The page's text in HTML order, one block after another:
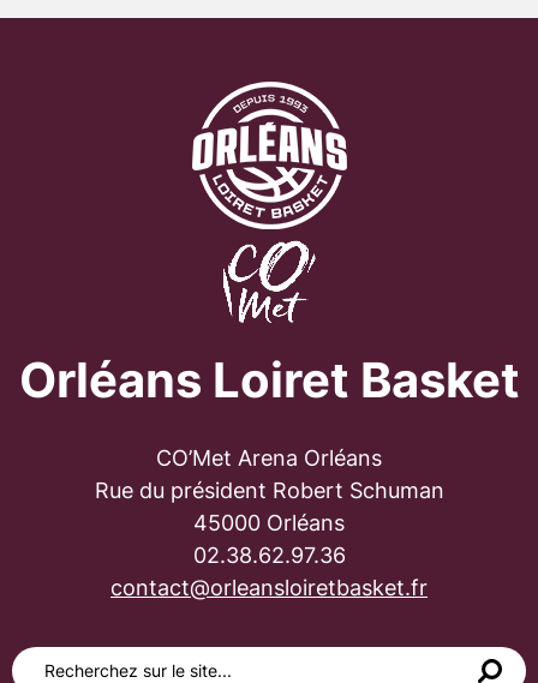
Orléans Loiret Basket
CO’Met Arena Orléans
Rue du président Robert Schuman
45000 Orléans
02.38.62.97.36
contact@orleansloiretbasket.fr